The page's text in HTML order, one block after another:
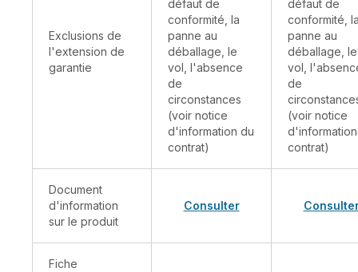
Exclusions de
l'extension de
garantie
défaut de
conformité, la
panne au
déballage, le
vol, l'absence
de
circonstances
(voir notice
d'information du
contrat)
défaut de
conformité,
panne au
déballage, le
vol,
de
(voir notice
contrat)
Document
d'information
sur le produit
Consulter
Fiche